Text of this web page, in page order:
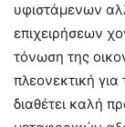
υφιστάμενων
επιχειρήσεων
τόνωση της
πλεονεκτική
διαθέτει καλή